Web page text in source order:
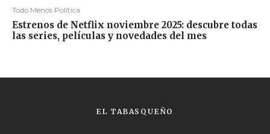
Todo Menos Política
Estrenos de Netflix noviembre 2025: descubre todas
las series, películas y novedades del mes
EL TABASQUEÑO